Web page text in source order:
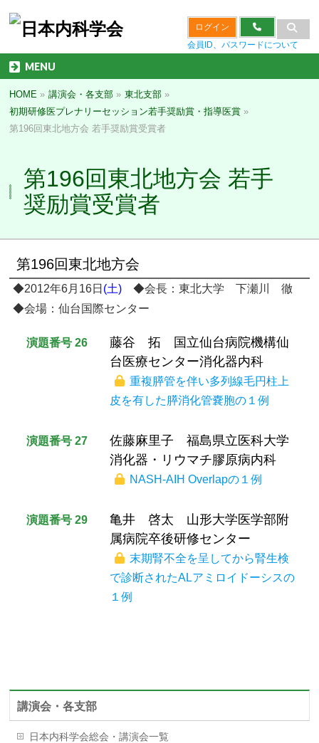
ログイン
会員ID、パスワードについて
MENU
HOME » 講演会・各支部 » 東北支部 »
初期研修医プレナリーセッション若手奨励賞・指導医賞 »
第196回東北地方会 若手奨励賞受賞者
第196回東北地方会 若手
奨励賞受賞者
第196回東北地方会
◆2012年6月16日 (土) ◆会長：東北大学 下瀬川 徹
◆会場：仙台国際センター
演題番号 26
藤谷 拓 国立仙台病院機構仙
台医療センター消化器内科
重複膵管を伴い多列線毛円柱上
皮を有した膵消化管嚢胞の１例
演題番号 27
佐藤麻里子 福島県立医科大学
消化器・リウマチ膠原病内科
NASH-AIH Overlapの１例
演題番号 29
亀井 啓太 山形大学医学部附
属病院卒後研修センター
末期腎不全を呈してから腎生検
で診断されたALアミロイドーシスの
１例
講演会・各支部
日本内科学会総会・講演会一覧